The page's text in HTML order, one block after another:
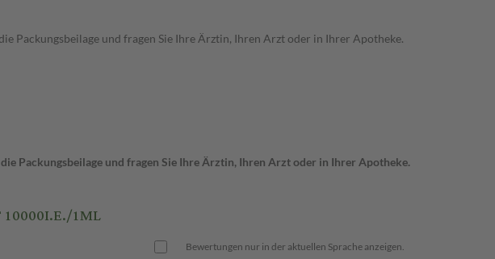
Packungsbeilage und fragen Sie Ihre Ärztin, Ihren Arzt oder in Ihrer Apotheke.
Packungsbeilage und fragen Sie Ihre Ärztin, Ihren Arzt oder in Ihrer Apotheke.
1ML
Bewertungen nur in der aktuellen Sprache anzeigen.